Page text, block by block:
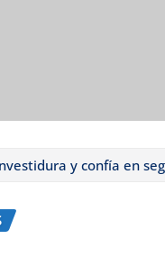
y confía en